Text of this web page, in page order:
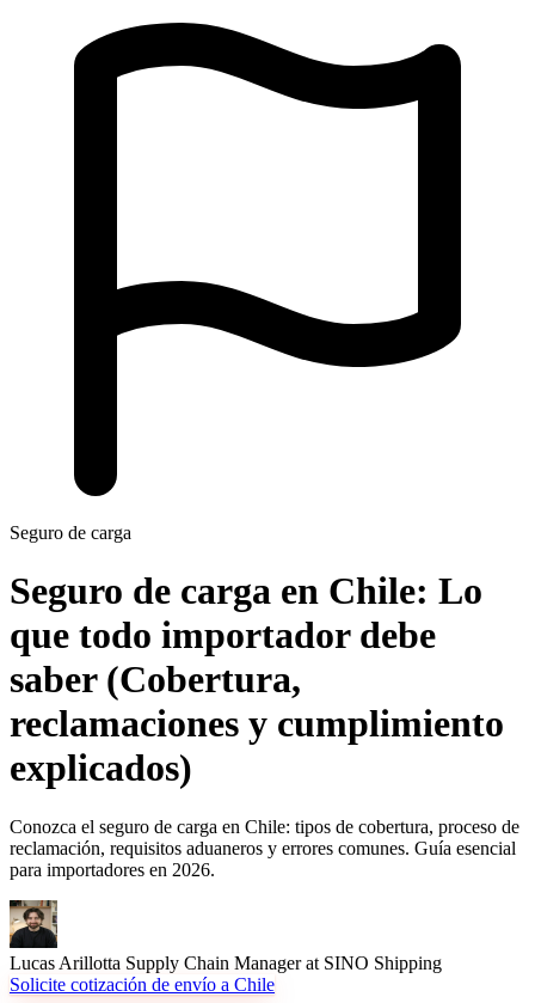
Seguro de carga
Seguro de carga en Chile: Lo
que todo importador debe
saber (Cobertura,
reclamaciones y cumplimiento
explicados)
Conozca el seguro de carga en Chile: tipos de cobertura, proceso de
reclamación, requisitos aduaneros y errores comunes. Guía esencial
para importadores en 2026.
Lucas Arillotta Supply Chain Manager at SINO Shipping
Solicite cotización de envío a Chile